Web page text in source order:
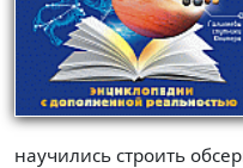
научились строить